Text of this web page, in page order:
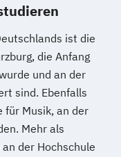
ist die
die Anfang
und an der
sind. Ebenfalls
Musik, an der
Mehr als
der Hochschule